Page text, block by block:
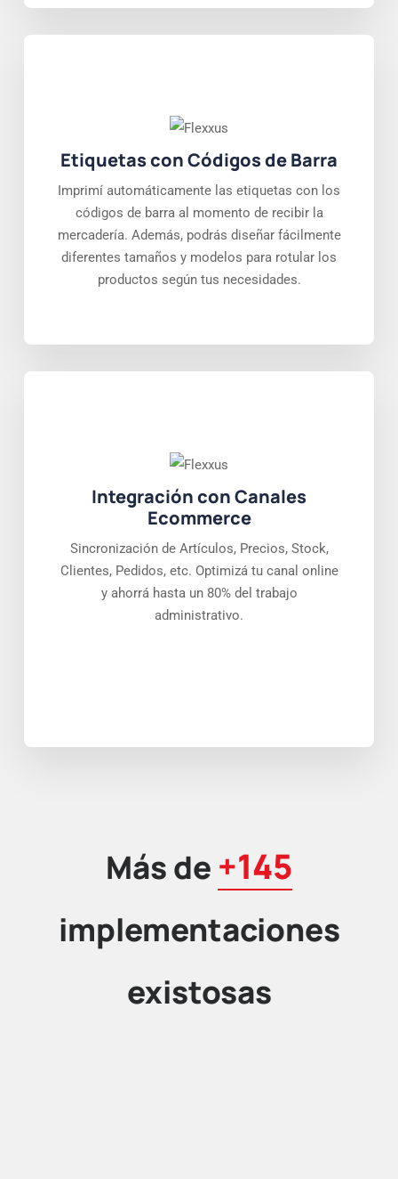
Etiquetas con Códigos de Barra
Imprimí automáticamente las etiquetas con los
códigos de barra al momento de recibir la
mercadería. Además, podrás diseñar fácilmente
diferentes tamaños y modelos para rotular los
productos según tus necesidades.
Integración con Canales
Ecommerce
Sincronización de Artículos, Precios, Stock,
Clientes, Pedidos, etc. Optimizá tu canal online
y ahorrá hasta un 80% del trabajo
administrativo.
Más de +145
implementaciones
existosas